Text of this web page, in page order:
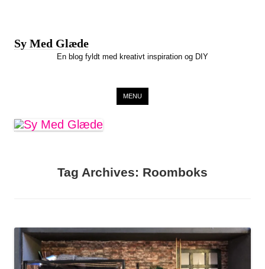
Sy Med Glæde
En blog fyldt med kreativt inspiration og DIY
MENU
Tag Archives: Roomboks